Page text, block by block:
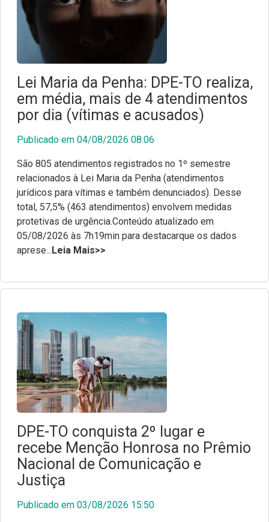
Lei Maria da Penha: DPE-TO realiza,
em média, mais de 4 atendimentos
por dia (vítimas e acusados)
Publicado em 04/08/2026 08:06
São 805 atendimentos registrados no 1º semestre
relacionados à Lei Maria da Penha (atendimentos
jurídicos para vítimas e também denunciados). Desse
total, 57,5% (463 atendimentos) envolvem medidas
protetivas de urgência.Conteúdo atualizado em
05/08/2026 às 7h19min para destacarque os dados
aprese...Leia Mais>>
DPE-TO conquista 2º lugar e
recebe Menção Honrosa no Prêmio
Nacional de Comunicação e
Justiça
Publicado em 03/08/2026 15:50